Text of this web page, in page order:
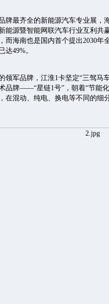
牌最齐全的新能源汽车专业展，
能源暨智能网联汽车行业互利共
而海南也是国内首个提出2030年
达49%。
领军品牌，江淮1卡坚定“三驾马
品牌——“星链1号”，朝着“节能
在混动、纯电、换电等不同的细